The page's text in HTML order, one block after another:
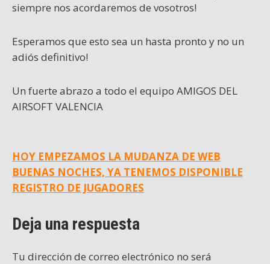
siempre nos acordaremos de vosotros!
Esperamos que esto sea un hasta pronto y no un
adiós definitivo!
Un fuerte abrazo a todo el equipo AMIGOS DEL
AIRSOFT VALENCIA
Navegación
de
entradas
HOY EMPEZAMOS LA MUDANZA DE WEB
BUENAS NOCHES, YA TENEMOS DISPONIBLE
REGISTRO DE JUGADORES
Deja una respuesta
Tu dirección de correo electrónico no será